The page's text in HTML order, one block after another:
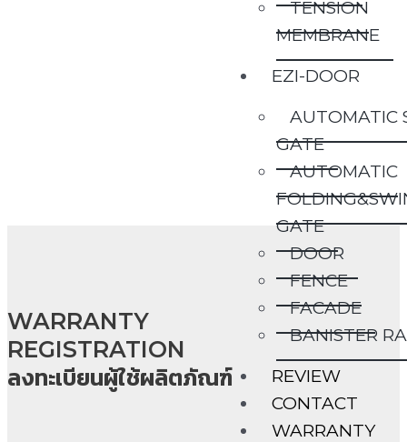
TENSION
MEMBRANE
EZI-DOOR
AUTOMATIC
GATE
AUTOMATIC
GATE
DOOR
FENCE
FACADE
BANISTER
REVIEW
CONTACT
WARRANTY
WARRANTY
REGISTRATION
ลงทะเบียนผู้ใช้ผลิตภัณฑ์